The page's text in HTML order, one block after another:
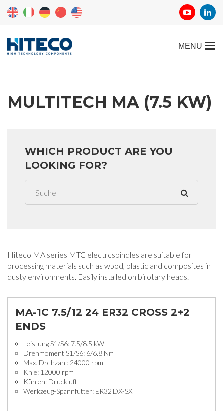
MULTITECH MA (7.5 KW)
WHICH PRODUCT ARE YOU
LOOKING FOR?
Hiteco MA series MTC electrospindles are suitable for
processing materials such as wood, plastic and composites in
dusty environments. Easily installed on birotary heads.
MA-1C 7.5/12 24 ER32 CROSS 2+2
ENDS
Leistung S1/S6: 7.5/8.5 kW
Drehmoment S1/S6: 6/6.8 Nm
Max. Drehzahl: 24000 rpm
Knie: 12000 rpm
Kühlen: Druckluft
Werkzeug-Spannfutter: ER32 DX-SX